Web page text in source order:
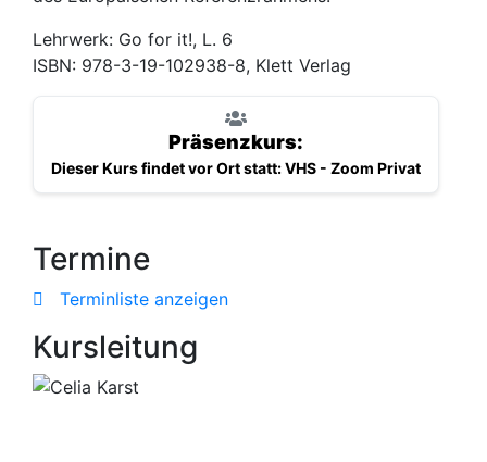
Lehrwerk: Go for it!, L. 6
ISBN: 978-3-19-102938-8, Klett Verlag
Präsenzkurs:
Dieser Kurs findet vor Ort statt: VHS - Zoom Privat
Termine
Terminliste anzeigen
Kursleitung